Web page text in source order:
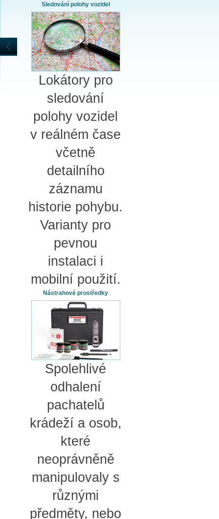
Sledování polohy vozidel
Lokátory pro
sledování
polohy vozidel
v reálném čase
včetně
detailního
záznamu
historie pohybu.
Varianty pro
pevnou
instalaci i
mobilní použití.
Nástrahové prostředky
Spolehlivé
odhalení
pachatelů
krádeží a osob,
které
neoprávněně
manipulovaly s
různými
předměty, nebo